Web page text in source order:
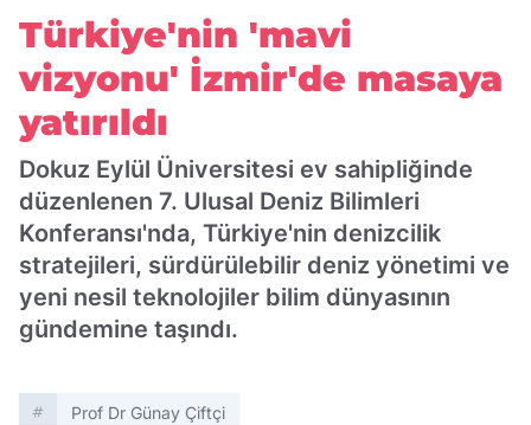
Türkiye'nin 'mavi
vizyonu' İzmir'de masaya
yatırıldı
Dokuz Eylül Üniversitesi ev sahipliğinde
düzenlenen 7. Ulusal Deniz Bilimleri
Konferansı'nda, Türkiye'nin denizcilik
stratejileri, sürdürülebilir deniz yönetimi ve
yeni nesil teknolojiler bilim dünyasının
gündemine taşındı.
Prof Dr Günay Çiftçi